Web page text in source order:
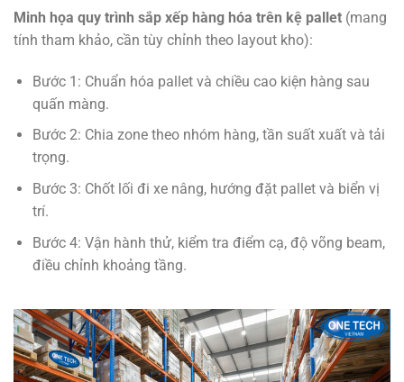
Minh họa quy trình sắp xếp hàng hóa trên kệ pallet (mang
tính tham khảo, cần tùy chỉnh theo layout kho):
Bước 1: Chuẩn hóa pallet và chiều cao kiện hàng sau
quấn màng.
Bước 2: Chia zone theo nhóm hàng, tần suất xuất và tải
trọng.
Bước 3: Chốt lối đi xe nâng, hướng đặt pallet và biển vị
trí.
Bước 4: Vận hành thử, kiểm tra điểm cạ, độ võng beam,
điều chỉnh khoảng tầng.